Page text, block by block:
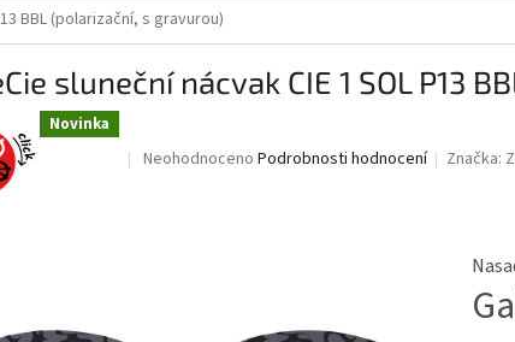
BBL (polarizační, s gravurou)
sluneční nácvak CIE 1 SOL P13
Novinka
Průměrné
Neohodnoceno Podrobnosti hodnocení Značka: